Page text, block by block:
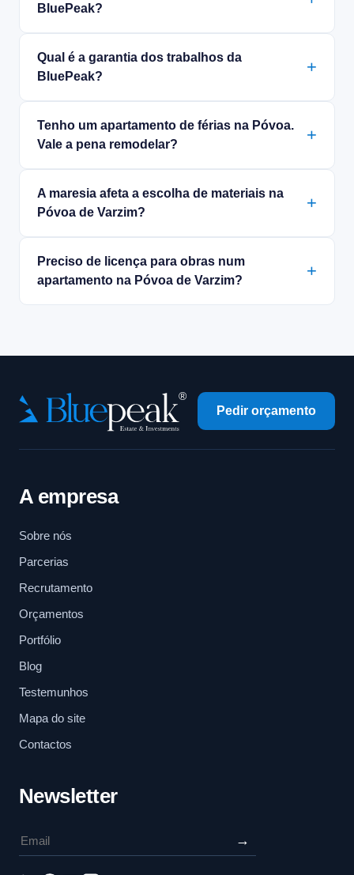
BluePeak?
Qual é a garantia dos trabalhos da
BluePeak?
Tenho um apartamento de férias na Póvoa.
Vale a pena remodelar?
A maresia afeta a escolha de materiais na
Póvoa de Varzim?
Preciso de licença para obras num
apartamento na Póvoa de Varzim?
Pedir orçamento
A empresa
Sobre nós
Parcerias
Recrutamento
Orçamentos
Portfólio
Blog
Testemunhos
Mapa do site
Contactos
Newsletter
→